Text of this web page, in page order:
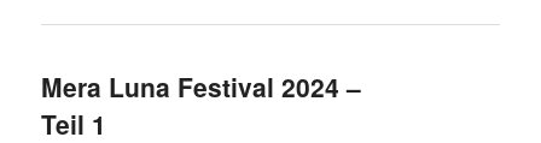
Mera Luna Festival 2024 –
Teil 1